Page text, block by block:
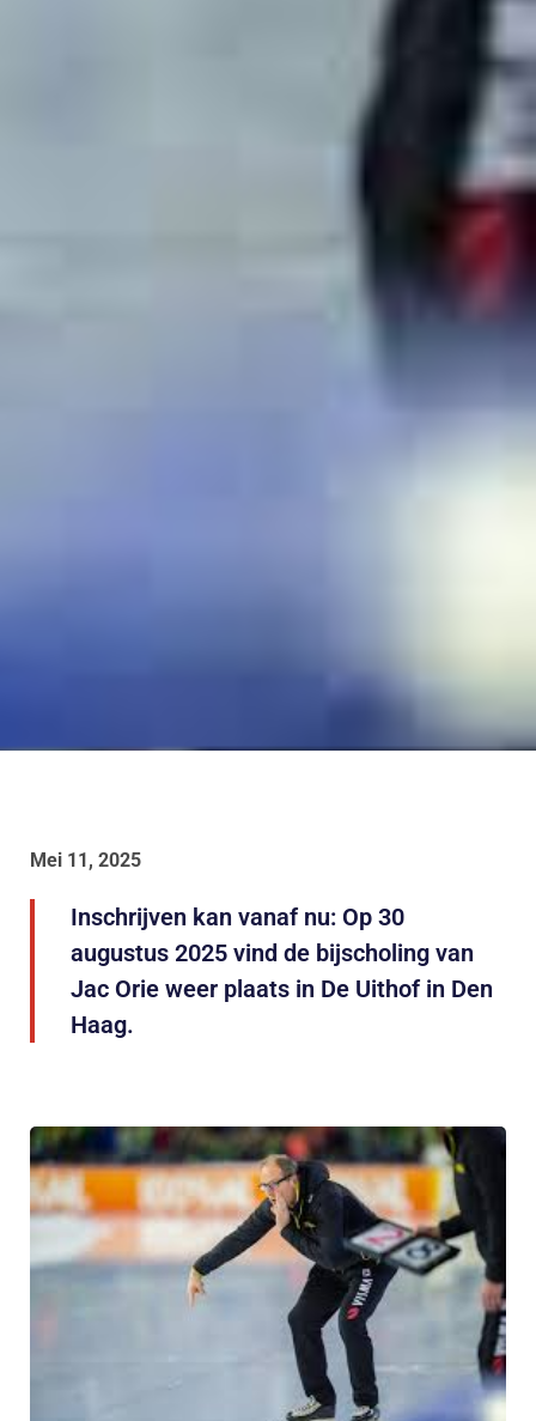
Mei 11, 2025
Inschrijven kan vanaf nu: Op 30
augustus 2025 vind de bijscholing van
Jac Orie weer plaats in De Uithof in Den
Haag.